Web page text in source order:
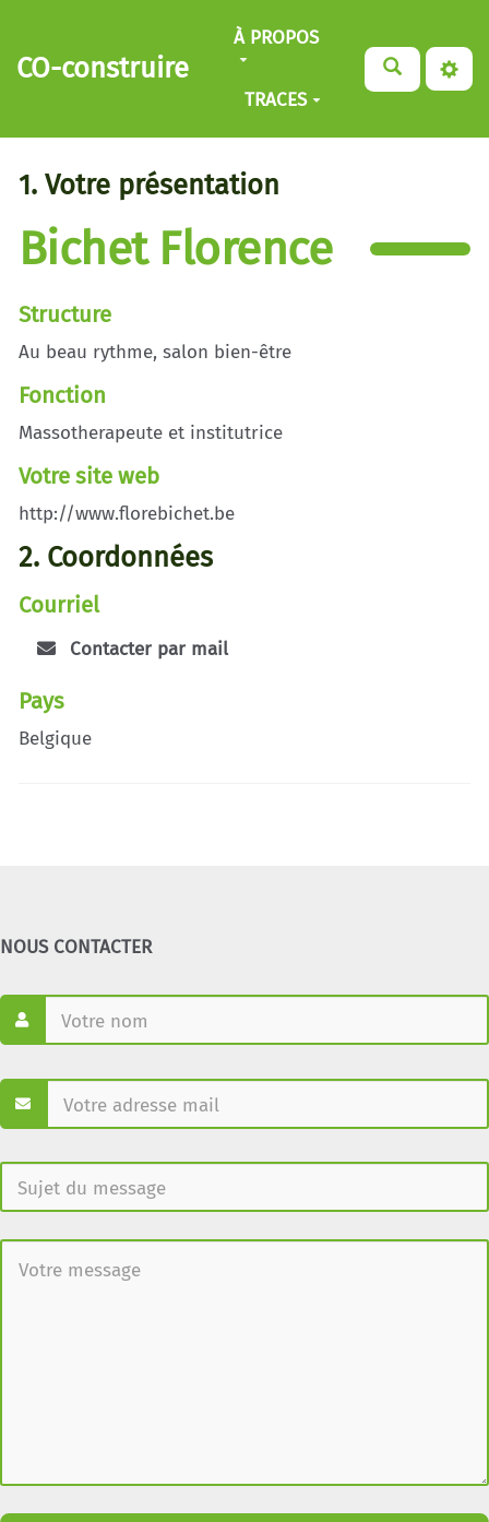
Aller au contenu principal
CO-construire
À PROPOS
TRACES
1. Votre présentation
Bichet Florence
Structure
Au beau rythme, salon bien-être
Fonction
Massotherapeute et institutrice
Votre site web
http://www.florebichet.be
2. Coordonnées
Courriel
Contacter par mail
Pays
Belgique
NOUS CONTACTER